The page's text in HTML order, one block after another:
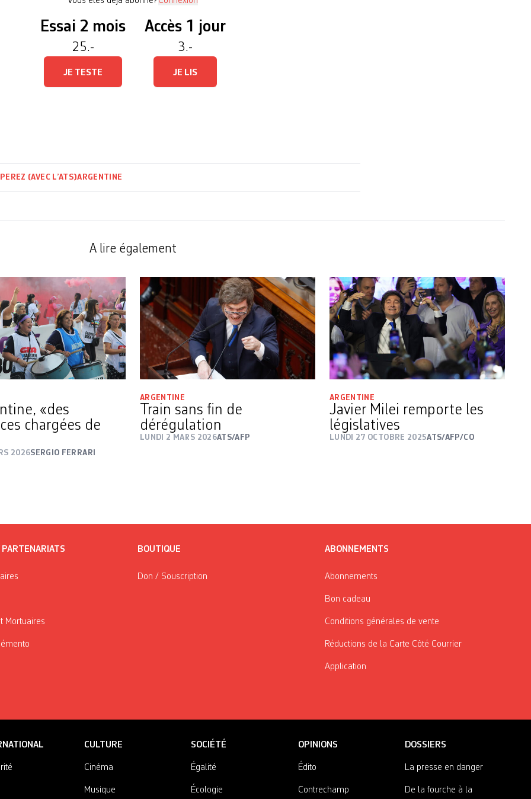
Essai 2 mois
25.-
JE TESTE
Accès 1 jour
3.-
JE LIS
(AVEC L’ATS)ARGENTINE
A lire également
«des
chargées de
2026SERGIO FERRARI
ARGENTINE
Train sans fin de
dérégulation
LUNDI 2 MARS 2026ATS/AFP
ARGENTINE
Javier Milei remporte les
législatives
LUNDI 27 OCTOBRE 2025ATS/AFP/CO
Mortuaires
BOUTIQUE
Don / Souscription
ABONNEMENTS
Abonnements
Bon cadeau
Conditions générales de vente
Réductions de la Carte Côté Courrier
Application
CULTURE
Cinéma
Musique
SOCIÉTÉ
Égalité
Écologie
OPINIONS
Édito
Contrechamp
DOSSIERS
La presse en danger
De la fourche à la